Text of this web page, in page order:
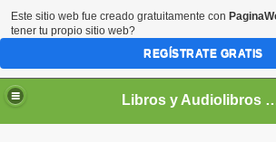
Libros y Audiolibros Para
Este sitio web fue creado gratuitamente con
tener tu propio sitio web?
REGÍSTRATE GRATIS